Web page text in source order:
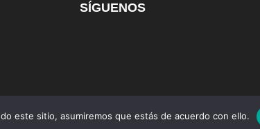
SÍGUENOS
MujerAF
este sitio, asumiremos que estás de acuerdo con ello.